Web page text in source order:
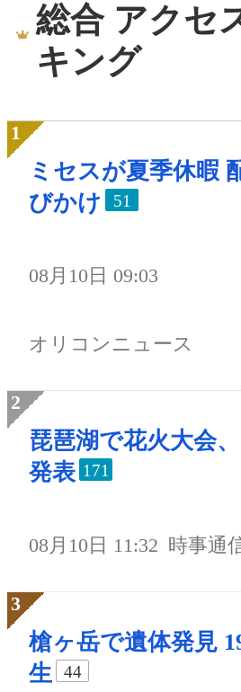
総合 アクセ
キング
ミセスが夏季休暇
びかけ
51
08月10日 09:03
オリコンニュース
琵琶湖で花火大会
発表 171
08月10日 11:32 時事通
槍ヶ岳で遺体発見
生
44